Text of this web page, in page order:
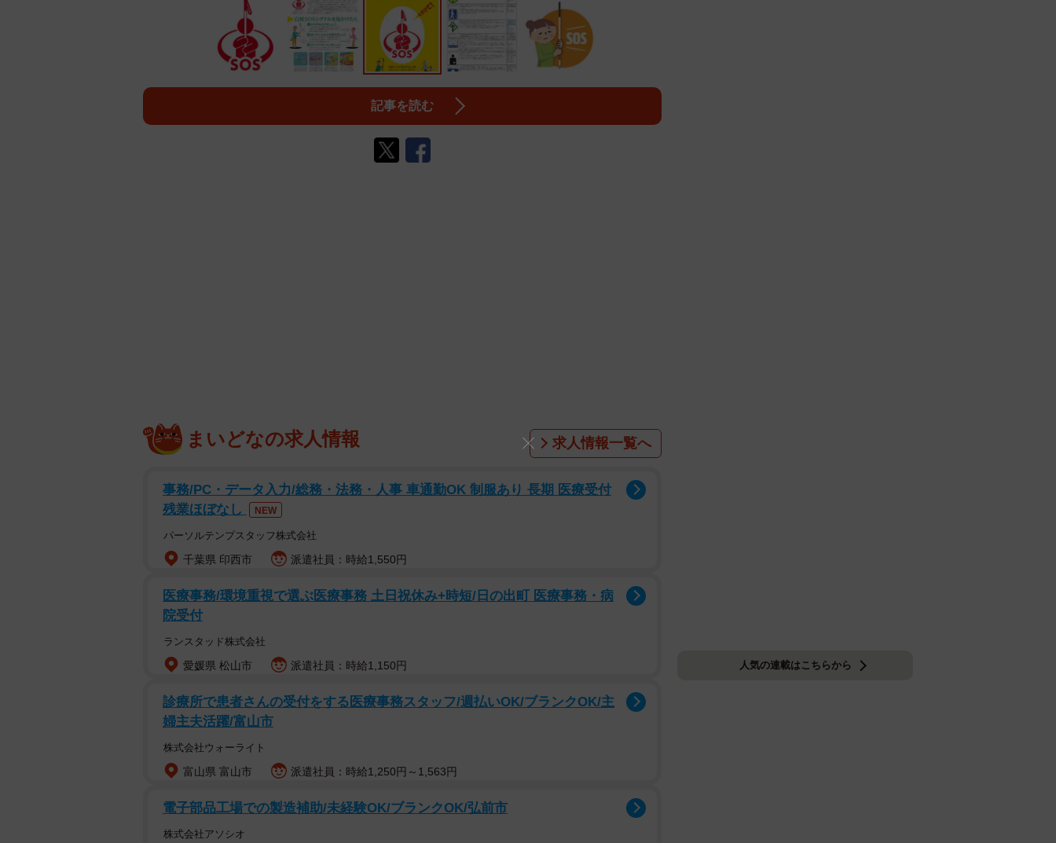
記事を読む
まいどなの求人情報 求人情報一覧へ
事務/PC・データ入力/総務・法務・人事 車通勤OK 制服あり 長期 医療受付
残業ほぼなし
NEW
パーソルテンプスタッフ株式会社
千葉県 印西市 派遣社員：時給1,550円
医療事務/環境重視で選ぶ医療事務 土日祝休み+時短/日の出町 医療事務・病
院受付
ランスタッド株式会社
愛媛県 松山市 派遣社員：時給1,150円
診療所で患者さんの受付をする医療事務スタッフ/週払いOK/ブランクOK/主
婦主夫活躍/富山市
株式会社ウォーライト
富山県 富山市 派遣社員：時給1,250円～1,563円
電子部品工場での製造補助/未経験OK/ブランクOK/弘前市
株式会社アソシオ
人気の連載はこちらから